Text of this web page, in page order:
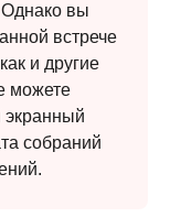
вы
встрече
и другие
можете
собраний